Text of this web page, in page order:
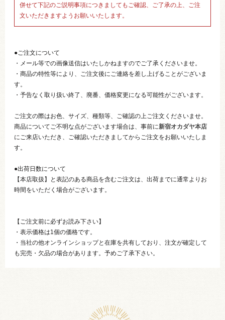
併せて下記のご説明事項につきましてもご確認、ご了承の上、ご注
文いただきますようお願いいたします。
●ご注文について
・メール等での画像送信はいたしかねますのでご了承くださいませ。
・商品の特性等により、ご注文後にご連絡を差し上げることがございま
す。
・予告なく取り扱い終了、廃番、価格変更になる可能性がございます。
ご注文の際はお色、サイズ、種類等、ご確認の上ご注文くださいませ。
商品についてご不明な点がございます場合は、事前に新宿オカダヤ本店
にご来店いただき、ご確認いただきましてからご注文をお願いいたしま
す。
●出荷日数について
【本店取扱】と表記のある商品を含むご注文は、出荷までに通常よりお
時間をいただく場合がございます。
【ご注文前に必ずお読み下さい】
・表示価格は1個の価格です。
・当社の他オンラインショップと在庫を共有しており、注文が確定して
も完売・欠品の場合があります。予めご了承下さい。